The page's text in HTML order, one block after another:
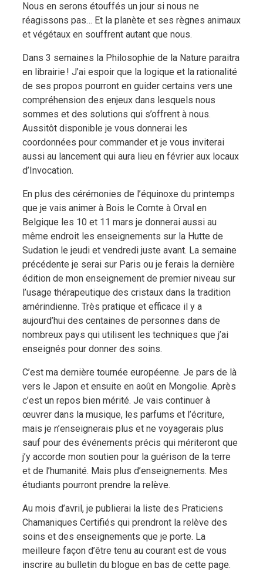
Nous en serons étouffés un jour si nous ne
réagissons pas… Et la planète et ses règnes animaux
et végétaux en souffrent autant que nous.
Dans 3 semaines la Philosophie de la Nature paraitra
en librairie ! J’ai espoir que la logique et la rationalité
de ses propos pourront en guider certains vers une
compréhension des enjeux dans lesquels nous
sommes et des solutions qui s’offrent à nous.
Aussitôt disponible je vous donnerai les
coordonnées pour commander et je vous inviterai
aussi au lancement qui aura lieu en février aux locaux
d’Invocation.
En plus des cérémonies de l’équinoxe du printemps
que je vais animer à Bois le Comte à Orval en
Belgique les 10 et 11 mars je donnerai aussi au
même endroit les enseignements sur la Hutte de
Sudation le jeudi et vendredi juste avant. La semaine
précédente je serai sur Paris ou je ferais la dernière
édition de mon enseignement de premier niveau sur
l’usage thérapeutique des cristaux dans la tradition
amérindienne. Très pratique et efficace il y a
aujourd’hui des centaines de personnes dans de
nombreux pays qui utilisent les techniques que j’ai
enseignés pour donner des soins.
C’est ma dernière tournée européenne. Je pars de là
vers le Japon et ensuite en août en Mongolie. Après
c’est un repos bien mérité. Je vais continuer à
œuvrer dans la musique, les parfums et l’écriture,
mais je n’enseignerais plus et ne voyagerais plus
sauf pour des événements précis qui mériteront que
j’y accorde mon soutien pour la guérison de la terre
et de l’humanité. Mais plus d’enseignements. Mes
étudiants pourront prendre la relève.
Au mois d’avril, je publierai la liste des Praticiens
Chamaniques Certifiés qui prendront la relève des
soins et des enseignements que je porte. La
meilleure façon d’être tenu au courant est de vous
inscrire au bulletin du blogue en bas de cette page.